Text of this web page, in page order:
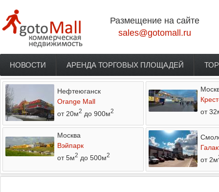
Размещение на сайте
sales@gotomall.ru
Главное меню
НОВОСТИ АРЕНДА ТОРГОВЫХ ПЛОЩАДЕЙ
Нефтеюганск
Orange Mall
от 20м2 до 900м2
от
Москва
Вэйпарк
от 5м2 до 500м2
от 2м